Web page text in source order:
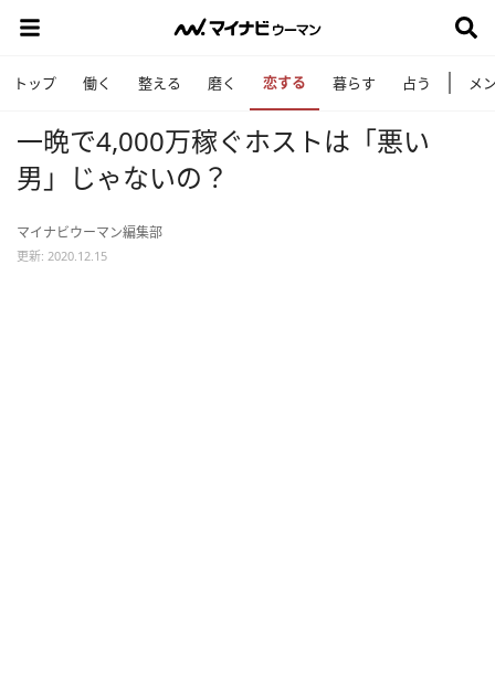
トップ 働く 整える 磨く 恋する 暮らす 占う メ
一晩で4,000万稼ぐホストは「悪い
男」じゃないの？
マイナビウーマン編集部
更新: 2020.12.15